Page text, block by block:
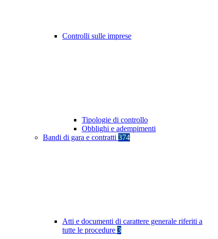
Controlli sulle imprese
Tipologie di controllo
Obblighi e adempimenti
Bandi di gara e contratti 374
Atti e documenti di carattere generale riferiti a
tutte le procedure 3